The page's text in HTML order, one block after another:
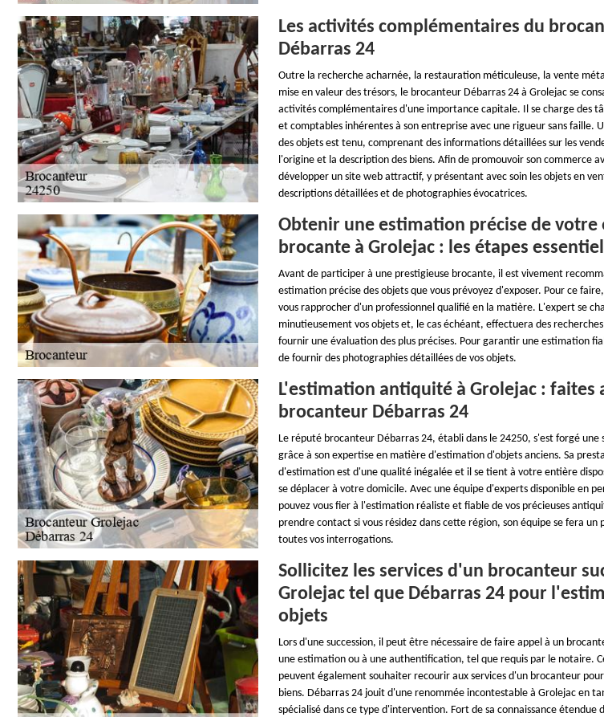
Les activités complémentaires du
Débarras 24
Outre la recherche acharnée, la restauration méticuleuse, la vente
mise en valeur des trésors, le brocanteur Débarras 24 à Grolejac se
activités complémentaires d'une importance capitale. Il se charge des
et comptables inhérentes à son entreprise avec une rigueur sans faille.
des objets est tenu, comprenant des informations détaillées sur les
l'origine et la description des biens. Afin de promouvoir son commerce
développer un site web attractif, y présentant avec soin les objets en
descriptions détaillées et de photographies évocatrices.
Obtenir une estimation précise de votre
brocante à Grolejac : les étapes
Avant de participer à une prestigieuse brocante, il est vivement
estimation précise des objets que vous prévoyez d'exposer. Pour ce
vous rapprocher d'un professionnel qualifié en la matière. L'expert se
minutieusement vos objets et, le cas échéant, effectuera des
fournir une évaluation des plus précises. Pour garantir une estimation
de fournir des photographies détaillées de vos objets.
L'estimation antiquité à Grolejac : faites
brocanteur Débarras 24
Le réputé brocanteur Débarras 24, établi dans le 24250, s'est forgé une
grâce à son expertise en matière d'estimation d'objets anciens. Sa
d'estimation est d'une qualité inégalée et il se tient à votre entière
se déplacer à votre domicile. Avec une équipe d'experts disponible en
pouvez vous fier à l'estimation réaliste et fiable de vos précieuses
prendre contact si vous résidez dans cette région, son équipe se fera un
toutes vos interrogations.
Sollicitez les services d'un brocanteur
Grolejac tel que Débarras 24 pour
objets
Lors d'une succession, il peut être nécessaire de faire appel à un
une estimation ou à une authentification, tel que requis par le notaire.
peuvent également souhaiter recourir aux services d'un brocanteur
biens. Débarras 24 jouit d'une renommée incontestable à Grolejac en
spécialisé dans ce type d'intervention. Fort de sa connaissance étendue